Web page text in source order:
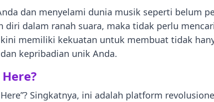
dan menyelami dunia musik seperti belum
dalam ranah suara, maka tidak perlu
kini memiliki kekuatan untuk membuat tidak
kepribadian unik Anda.
Here”? Singkatnya, ini adalah platform